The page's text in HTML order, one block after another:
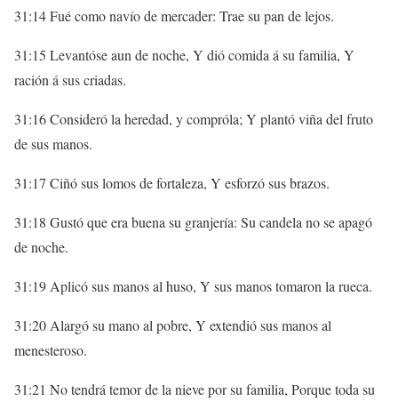
31:14 Fué como navío de mercader: Trae su pan de lejos.
31:15 Levantóse aun de noche, Y dió comida á su familia, Y
ración á sus criadas.
31:16 Consideró la heredad, y compróla; Y plantó viña del fruto
de sus manos.
31:17 Ciñó sus lomos de fortaleza, Y esforzó sus brazos.
31:18 Gustó que era buena su granjería: Su candela no se apagó
de noche.
31:19 Aplicó sus manos al huso, Y sus manos tomaron la rueca.
31:20 Alargó su mano al pobre, Y extendió sus manos al
menesteroso.
31:21 No tendrá temor de la nieve por su familia, Porque toda su